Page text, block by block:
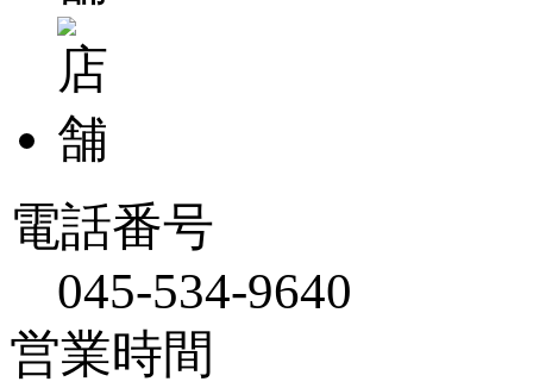
電話番号
045-534-9640
営業時間